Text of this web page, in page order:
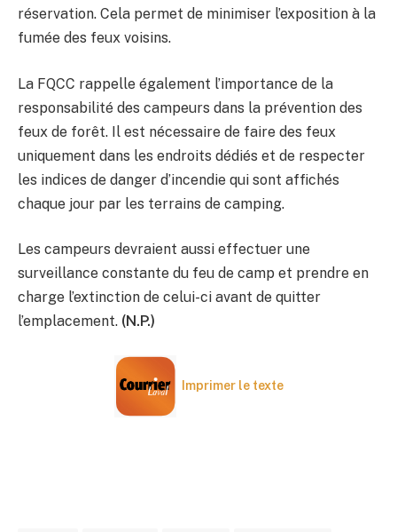
réservation. Cela permet de minimiser l’exposition à la
fumée des feux voisins.
La FQCC rappelle également l’importance de la
responsabilité des campeurs dans la prévention des
feux de forêt. Il est nécessaire de faire des feux
uniquement dans les endroits dédiés et de respecter
les indices de danger d’incendie qui sont affichés
chaque jour par les terrains de camping.
Les campeurs devraient aussi effectuer une
surveillance constante du feu de camp et prendre en
charge l’extinction de celui-ci avant de quitter
l’emplacement. (N.P.)
Imprimer le texte